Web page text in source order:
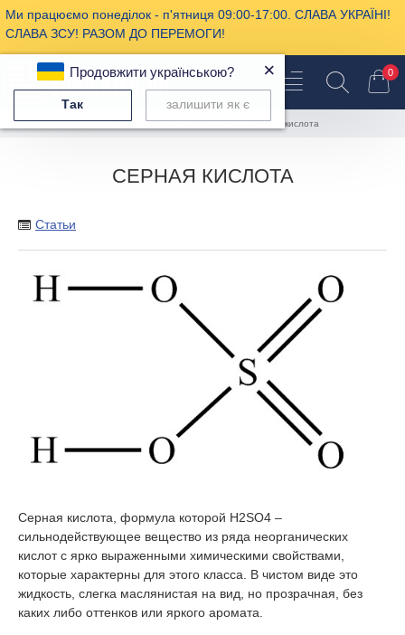
Ми працюємо понеділок - п'ятниця 09:00-17:00. СЛАВА УКРАЇНІ!
СЛАВА ЗСУ! РАЗОМ ДО ПЕРЕМОГИ!
0
Записи сайта Статьи Серная кислота
СЕРНАЯ КИСЛОТА
Статьи
Серная кислота, формула которой H2SO4 –
сильнодействующее вещество из ряда неорганических
кислот с ярко выраженными химическими свойствами,
которые характерны для этого класса. В чистом виде это
жидкость, слегка маслянистая на вид, но прозрачная, без
каких либо оттенков или яркого аромата.
Продовжити українською? ×
Так залишити як є